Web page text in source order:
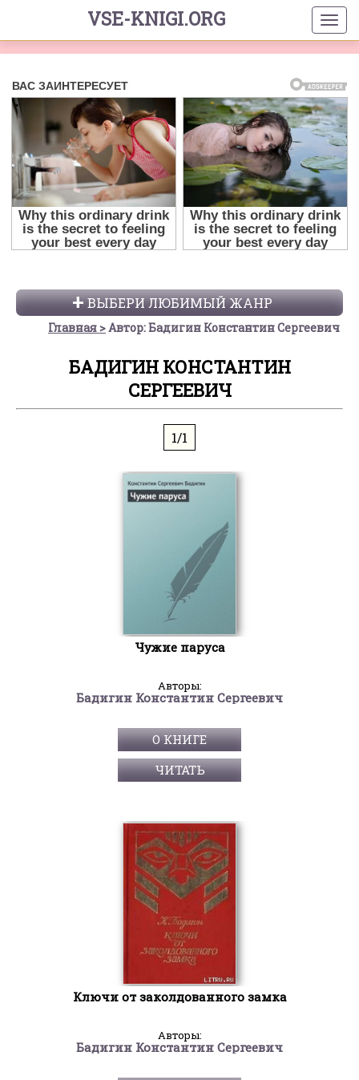
VSE-KNIGI.ORG
ВЫБЕРИ ЛЮБИМЫЙ ЖАНР
Главная Автор: Бадигин Константин Сергеевич
БАДИГИН КОНСТАНТИН
СЕРГЕЕВИЧ
1/1
Чужие паруса
Авторы:
Бадигин Константин Сергеевич
О КНИГЕ
ЧИТАТЬ
Ключи от заколдованного замка
Авторы:
Бадигин Константин Сергеевич